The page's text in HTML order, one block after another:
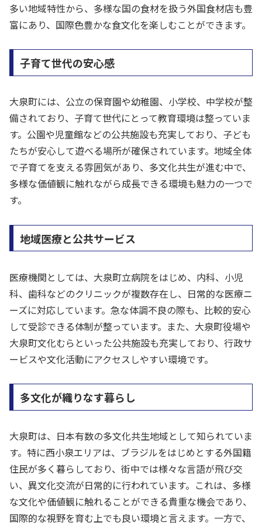
多い地域特性から、多様な国の食材を扱う外国食材店も豊
富にあり、国際色豊かな食文化を楽しむことができます。
子育て世代の安心感
大泉町には、公立の保育園や幼稚園、小学校、中学校が整
備されており、子育て世代にとって教育環境は整っていま
す。公園や児童館などの公共施設も充実しており、子ども
たちが安心して遊べる場所が確保されています。地域全体
で子育てを支える雰囲気があり、多文化共生が進む中で、
多様な価値観に触れながら成長できる環境も魅力の一つで
す。
地域医療と公共サービス
医療機関としては、大泉町立病院をはじめ、内科、小児
科、歯科などのクリニックが複数存在し、日常的な医療ニ
ーズに対応しています。急な体調不良の際も、比較的安心
して受診できる体制が整っています。また、大泉町役場や
大泉町文化むらといった公共施設も充実しており、行政サ
ービスや文化活動にアクセスしやすい環境です。
多文化が織りなす暮らし
大泉町は、日本有数の多文化共生地域として知られていま
す。特に西小泉エリアは、ブラジルをはじめとする外国籍
住民が多く暮らしており、街中では様々な言語が飛び交
い、異文化交流が日常的に行われています。これは、多様
な文化や価値観に触れることができる貴重な機会であり、
国際的な視野を育む上でも良い環境と言えます。一方で、